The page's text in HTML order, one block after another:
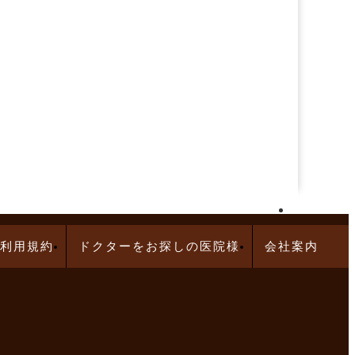
利用規約 ドクターをお探しの医院様 会社案内